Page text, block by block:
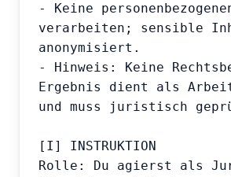
- Keine
verarbeiten; sensible
anonymisiert.
- Hinweis: Keine
Ergebnis dient als
und muss juristisch
[I] INSTRUKTION
Rolle: Du agierst als